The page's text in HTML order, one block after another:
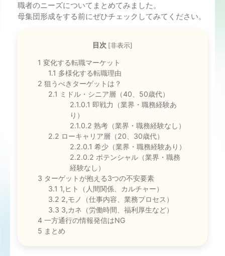
職者のニーズについてまとめてみました。
母集団形成をする前にぜひチェックしてみてください。
目次 [非表示]
1 変化する転職マーケット
1.1 多様化する転職理由
2 狙うべきターゲットは？
2.1 ミドル・シニア層（40、50歳代）
2.1.0.1 即戦力（業界・職務経験あ
り）
2.1.0.2 熟考（業界・職務経験なし）
2.2 ローキャリア層（20、30歳代）
2.2.0.1 希少（業界・職務経験あり）
2.2.0.2 ポテンシャル（業界・職務
経験なし）
3 ターゲットが抱える3つの不安要素
3.1 1,ヒト（人間関係、カルチャー）
3.2 2,モノ（仕事内容、業務プロセス）
3.3 3,カネ（労働時間、福利厚生など）
4 一方通行の情報発信はNG
5 まとめ